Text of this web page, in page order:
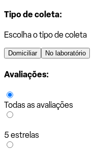
Tipo de coleta:
Escolha o tipo de coleta
Domiciliar No laboratório
Avaliações:
Todas as avaliações
5 estrelas